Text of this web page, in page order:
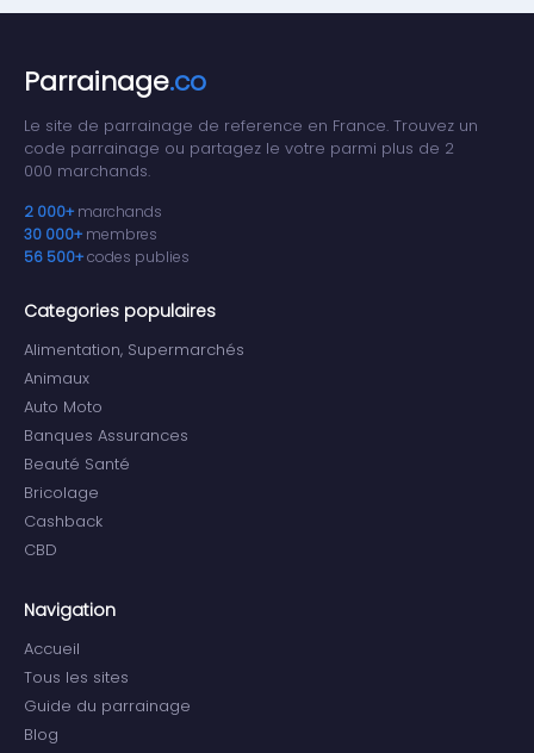
Parrainage.co
Le site de parrainage de reference en France. Trouvez un
code parrainage ou partagez le votre parmi plus de 2
000 marchands.
2 000+ marchands
30 000+ membres
56 500+codes publies
Categories populaires
Alimentation, Supermarchés
Animaux
Auto Moto
Banques Assurances
Beauté Santé
Bricolage
Cashback
CBD
Navigation
Accueil
Tous les sites
Guide du parrainage
Blog